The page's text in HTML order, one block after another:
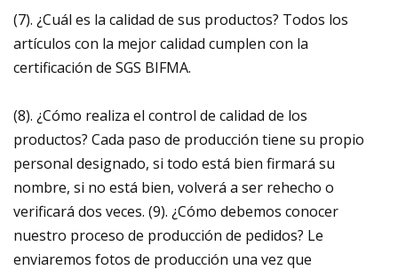
(7). ¿Cuál es la calidad de sus productos? Todos los
artículos con la mejor calidad cumplen con la
certificación de SGS BIFMA.
(8). ¿Cómo realiza el control de calidad de los
productos? Cada paso de producción tiene su propio
personal designado, si todo está bien firmará su
nombre, si no está bien, volverá a ser rehecho o
verificará dos veces. (9). ¿Cómo debemos conocer
nuestro proceso de producción de pedidos? Le
enviaremos fotos de producción una vez que